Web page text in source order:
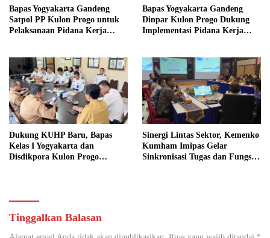
Bapas Yogyakarta Gandeng
Satpol PP Kulon Progo untuk
Pelaksanaan Pidana Kerja
Bapas Yogyakarta Gandeng
Dinpar Kulon Progo Dukung
Implementasi Pidana Kerja
Dukung KUHP Baru, Bapas
Kelas I Yogyakarta dan
Disdikpora Kulon Progo
Sinergi Lintas Sektor, Kemenko
Kumham Imipas Gelar
Sinkronisasi Tugas dan Fungsi
Tinggalkan Balasan